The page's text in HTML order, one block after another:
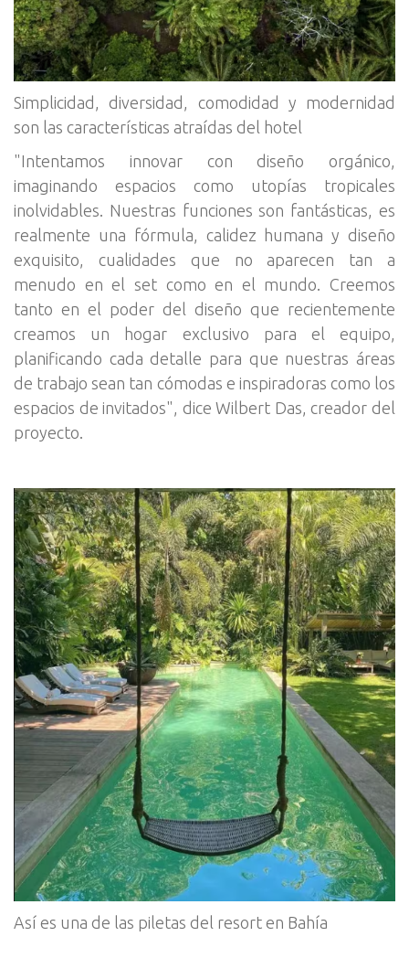
Simplicidad, diversidad, comodidad y modernidad
son las características atraídas del hotel
"Intentamos innovar con diseño orgánico,
imaginando espacios como utopías tropicales
inolvidables. Nuestras funciones son fantásticas, es
realmente una fórmula, calidez humana y diseño
exquisito, cualidades que no aparecen tan a
menudo en el set como en el mundo. Creemos
tanto en el poder del diseño que recientemente
creamos un hogar exclusivo para el equipo,
planificando cada detalle para que nuestras áreas
de trabajo sean tan cómodas e inspiradoras como los
espacios de invitados", dice Wilbert Das, creador del
proyecto.
Así es una de las piletas del resort en Bahía